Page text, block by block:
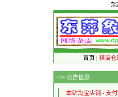
杂
首页 棋谱仓
-=> 公告信息
本站淘宝店铺 - 支